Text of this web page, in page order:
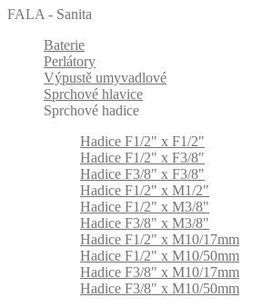
FALA - Sanita
Baterie
Perlátory
Výpustě umyvadlové
Sprchové hlavice
Sprchové hadice
Hadice F1/2" x F1/2"
Hadice F1/2" x F3/8"
Hadice F3/8" x F3/8"
Hadice F1/2" x M1/2"
Hadice F1/2" x M3/8"
Hadice F3/8" x M3/8"
Hadice F1/2" x M10/17mm
Hadice F1/2" x M10/50mm
Hadice F3/8" x M10/17mm
Hadice F3/8" x M10/50mm